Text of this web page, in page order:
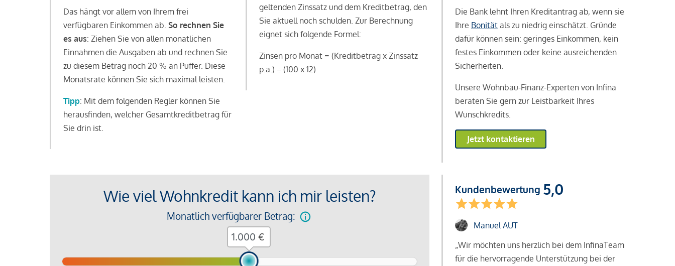
Das hängt vor allem von Ihrem frei
verfügbaren Einkommen ab. So rechnen Sie
es aus: Ziehen Sie von allen monatlichen
Einnahmen die Ausgaben ab und rechnen Sie
zu diesem Betrag noch 20 % an Puffer. Diese
Monatsrate können Sie sich maximal leisten.
Tipp: Mit dem folgenden Regler können Sie
herausfinden, welcher Gesamtkreditbetrag für
Sie drin ist.
geltenden Zinssatz und dem Kreditbetrag, den
Sie aktuell noch schulden. Zur Berechnung
eignet sich folgende Formel:
Zinsen pro Monat = (Kreditbetrag x Zinssatz
p.a.) ÷ (100 x 12)
Die Bank lehnt Ihren Kreditantrag ab, wenn sie
Ihre Bonitätals zu niedrig einschätzt. Gründe
dafür können sein: geringes Einkommen, kein
festes Einkommen oder keine ausreichenden
Sicherheiten.
Unsere Wohnbau-Finanz-Experten von Infina
beraten Sie gern zur Leistbarkeit Ihres
Wunschkredits.
Jetzt kontaktieren
Wie viel Wohnkredit kann ich mir leisten?
Monatlich verfügbarer Betrag:
€
Kundenbewertung 5,0
Manuel AUT
„Wir möchten uns herzlich bei dem InfinaTeam
für die hervorragende Unterstützung bei der